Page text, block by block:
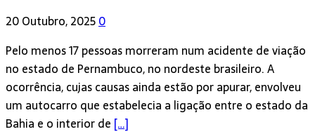
20 Outubro, 20250
Pelo menos 17 pessoas morreram num acidente de viação
no estado de Pernambuco, no nordeste brasileiro. A
ocorrência, cujas causas ainda estão por apurar, envolveu
um autocarro que estabelecia a ligação entre o estado da
Bahia e o interior de […]